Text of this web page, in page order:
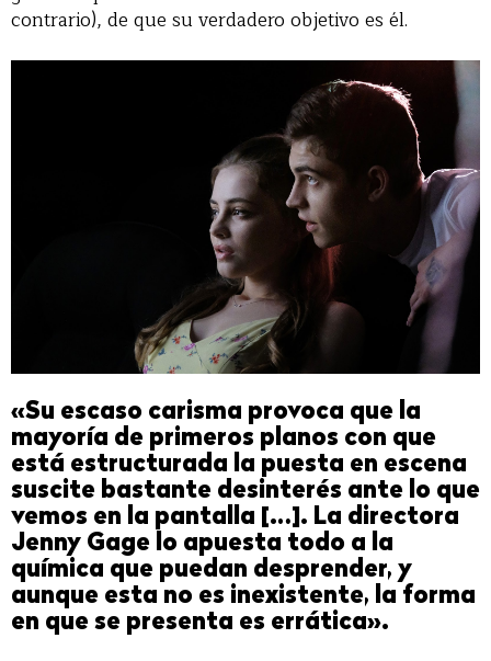
contrario), de que su verdadero objetivo es él.
«Su escaso carisma provoca que la
mayoría de primeros planos con que
está estructurada la puesta en escena
suscite bastante desinterés ante lo que
vemos en la pantalla […]. La directora
Jenny Gage lo apuesta todo a la
química que puedan desprender, y
aunque esta no es inexistente, la forma
en que se presenta es errática».